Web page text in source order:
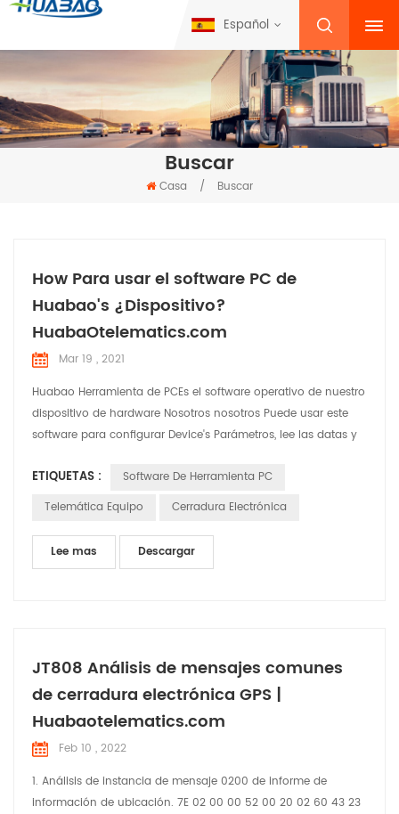
Español
Buscar
Casa / Buscar
How Para usar el software PC de
Huabao's ¿Dispositivo?
HuabaOtelematics.com
Mar 19 , 2021
Huabao Herramienta de PCEs el software operativo de nuestro
dispositivo de hardware Nosotros nosotros Puede usar este
software para configurar Device's Parámetros, lee las datas y
para breves introducir las funciones y el uso del software
ETIQUETAS :
Software De Herramienta PC
Telemática Equipo
Cerradura Electrónica
Lee mas Descargar
JT808 Análisis de mensajes comunes
de cerradura electrónica GPS |
Huabaotelematics.com
Feb 10 , 2022
1. Análisis de instancia de mensaje 0200 de informe de
información de ubicación. 7E 02 00 00 52 00 20 02 60 43 23